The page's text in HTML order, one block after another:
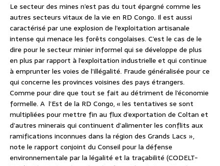
Le secteur des mines n’est pas du tout épargné comme les
autres secteurs vitaux de la vie en RD Congo. Il est aussi
caractérisé par une explosion de l’exploitation artisanale
intense qui menace les forêts congolaises. C’est le cas de le
dire pour le secteur minier informel qui se développe de plus
en plus par rapport à l’exploitation industrielle et qui continue
à emprunter les voies de l’illégalité. Fraude généralisée pour ce
qui concerne les provinces voisines des pays étrangers.
Comme pour dire que tout se fait au détriment de l’économie
formelle. A l’Est de la RD Congo, « les tentatives se sont
multipliées pour mettre fin au flux d’exportation de Coltan et
d’autres minerais qui continuent d’alimenter les conflits aux
ramifications inconnues dans la région des Grands Lacs »,
note le rapport conjoint du Conseil pour la défense
environnementale par la légalité et la traçabilité (CODELT-